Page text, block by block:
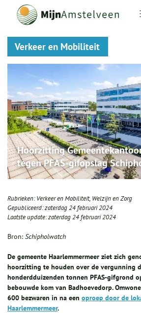
Verkeer en Mobiliteit
Hoorzitting
tegen PFAS-gifopslag
Rubrieken:Verkeer en Mobiliteit, Welzijn en Zorg
Gepubliceerd:zaterdag 24 februari 2024
Laatste update:zaterdag 24 februari 2024
Bron: Schipholwatch
De gemeente Haarlemmermeer ziet zich
hoorzitting te houden over de vergunning
honderdduizenden tonnen PFAS-gifgrond
bebouwde kom van Badhoevedorp.
600 bezwaren in na een oproep door de
Haarlemmermeer.